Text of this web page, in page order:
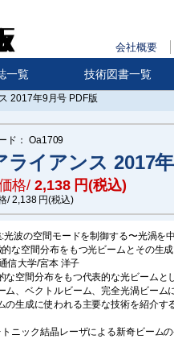
会社概要
一覧 技術図書一覧
2017年9月号 PDF版
ド： Oa1709
ライアンス 2017
格/ 2,138円(税込)
/ 2,138円(税込)
光波の空間モードを制御する〜光渦を
的な空間分布をもつ光ビームとその生成
信大学/宮本 洋子
な空間分布をもつ代表的な光ビームと
ム、ベクトルビーム、完全光渦ビー
の生成に使われる主要な技術を紹介す
トニック結晶レーザによる新奇ビーム